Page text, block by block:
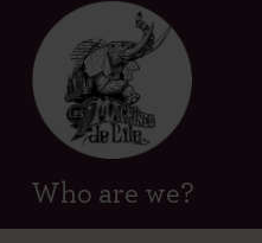
Who are we?